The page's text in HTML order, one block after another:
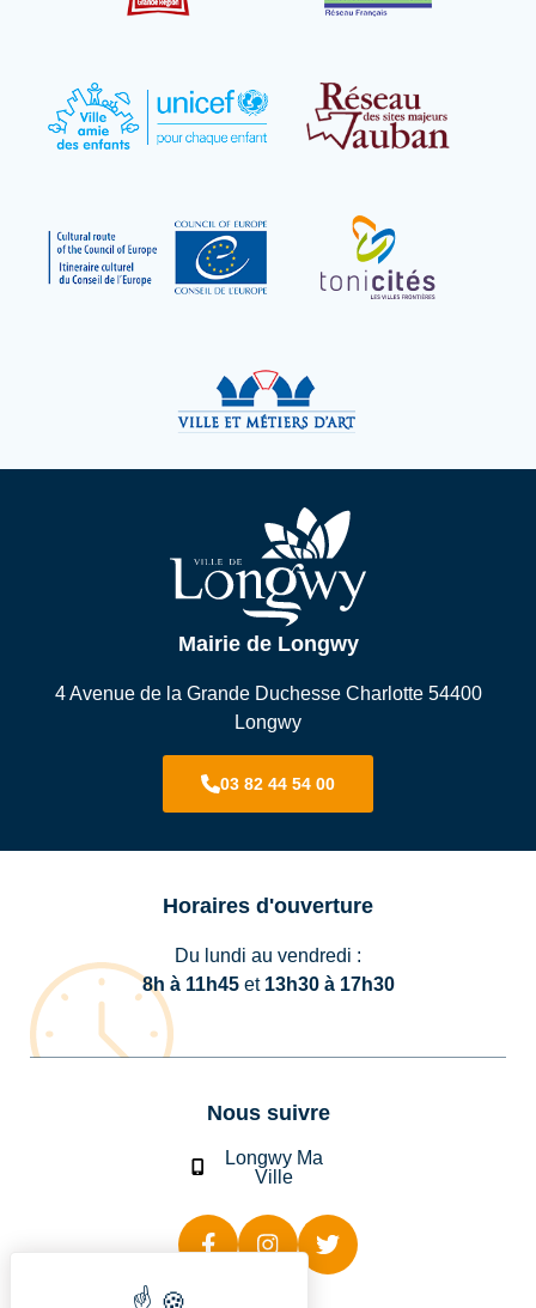
Mairie de Longwy
4 Avenue de la Grande Duchesse Charlotte 54400
Longwy
03 82 44 54 00
Horaires d'ouverture
Du lundi au vendredi :
8h à 11h45et 13h30 à 17h30
Nous suivre
Longwy Ma
Ville